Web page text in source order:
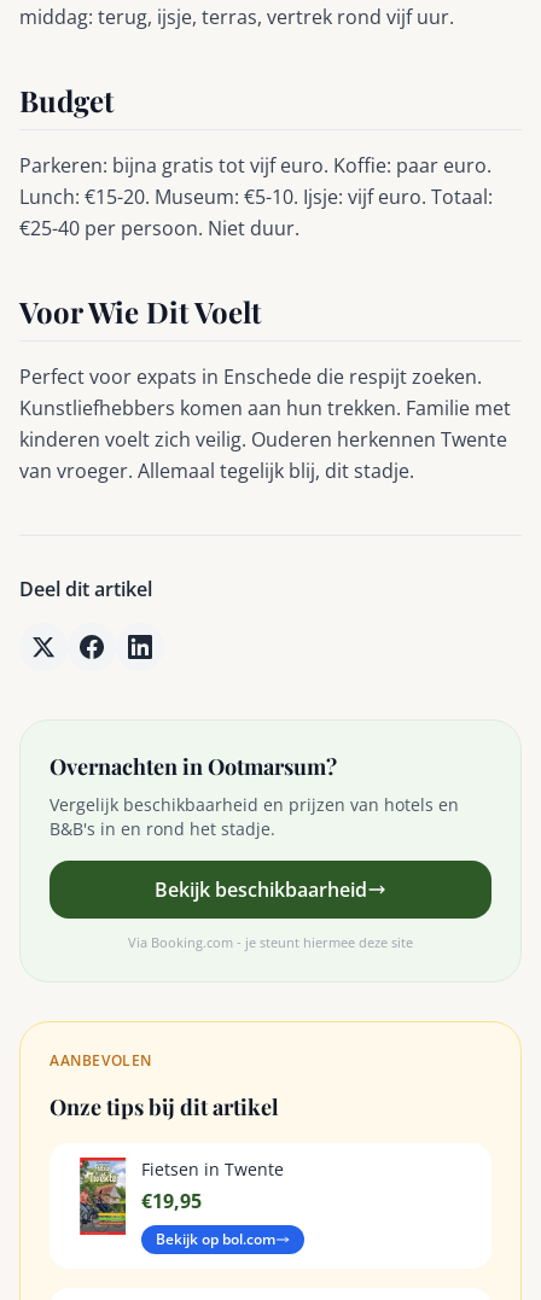
middag: terug, ijsje, terras, vertrek rond vijf uur.
Budget
Parkeren: bijna gratis tot vijf euro. Koffie: paar euro.
Lunch: €15-20. Museum: €5-10. Ijsje: vijf euro. Totaal:
€25-40 per persoon. Niet duur.
Voor Wie Dit Voelt
Perfect voor expats in Enschede die respijt zoeken.
Kunstliefhebbers komen aan hun trekken. Familie met
kinderen voelt zich veilig. Ouderen herkennen Twente
van vroeger. Allemaal tegelijk blij, dit stadje.
Deel dit artikel
Overnachten in Ootmarsum?
Vergelijk beschikbaarheid en prijzen van hotels en
B&B's in en rond het stadje.
Bekijk beschikbaarheid
Via Booking.com - je steunt hiermee deze site
AANBEVOLEN
Onze tips bij dit artikel
Fietsen in Twente
€19,95
Bekijk op bol.com